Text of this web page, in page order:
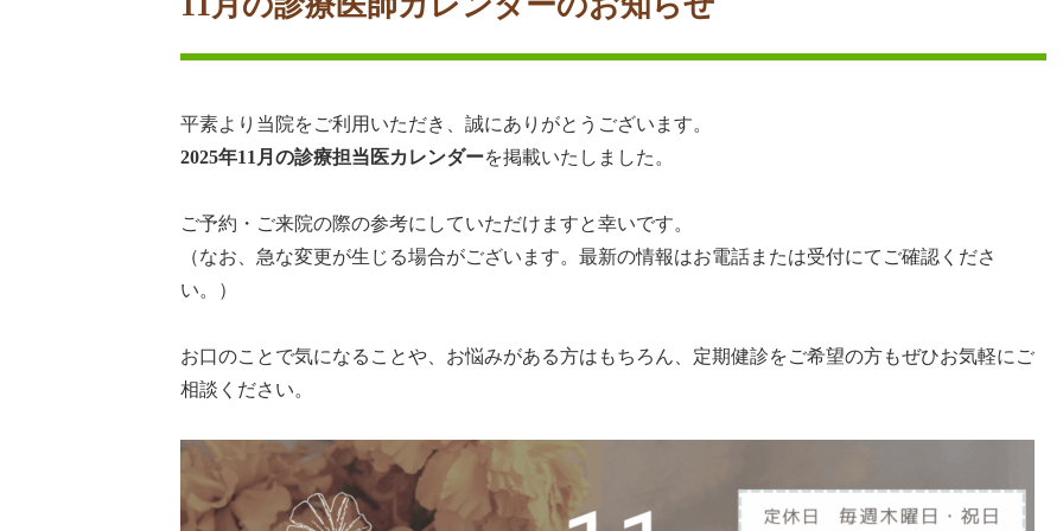
平素より当院をご利用いただき、誠にありがとうございます。
2025年11月の診療担当医カレンダーを掲載いたしました。
ご予約・ご来院の際の参考にしていただけますと幸いです。
（なお、急な変更が生じる場合がございます。最新の情報はお電話または受付にてご確認くださ
い。）
お口のことで気になることや、お悩みがある方はもちろん、定期健診をご希望の方もぜひお気軽にご
相談ください。